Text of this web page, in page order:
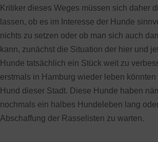
Kritiker dieses Weges müssen sich daher
lassen, ob es im Interesse der Hunde
nichts zu setzen oder ob man sich auch
kann, zunächst die Situation der hier und
Hunde tatsächlich ein Stück weit zu
erstmals in Hamburg wieder leben
Hund dieser Stadt. Diese Hunde haben
nochmals ein halbes Hundeleben lang
Abschaffung der Rasselisten zu warten.